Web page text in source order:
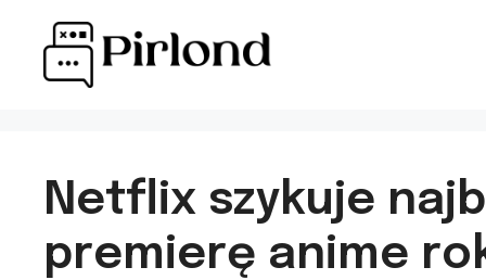
Netflix szykuje
premierę anime